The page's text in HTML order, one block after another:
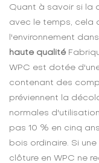
Quant à savoir si la
avec le temps, cela
l'environnement
haute qualité
WPC est dotée
contenant des
préviennent la
normales
pas 10 % en cinq
bois ordinaire. Si
clôture en WPC ne